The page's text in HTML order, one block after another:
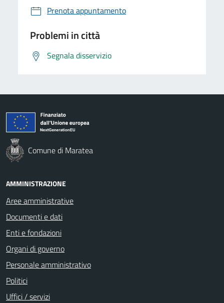
Prenota appuntamento
Problemi in città
Segnala disservizio
Comune di Maratea
AMMINISTRAZIONE
Aree amministrative
Documenti e dati
Enti e fondazioni
Organi di governo
Personale amministrativo
Politici
Uffici / servizi